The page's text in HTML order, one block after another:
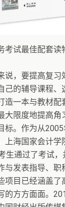
考试最佳配套读
说，要提高复习
己的辅导课程、
造一本与教材配
大限度地提高角
标。作为从
上海国家会计学
生通过了考试
与发表指导、职
项目已经涵盖了
的方方面面。